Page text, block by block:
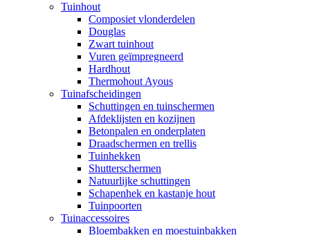
Tuinhout
Composiet vlonderdelen
Douglas
Zwart tuinhout
Vuren geïmpregneerd
Hardhout
Thermohout Ayous
Tuinafscheidingen
Schuttingen en tuinschermen
Afdeklijsten en kozijnen
Betonpalen en onderplaten
Draadschermen en trellis
Tuinhekken
Shutterschermen
Natuurlijke schuttingen
Schapenhek en kastanje hout
Tuinpoorten
Tuinaccessoires
Bloembakken en moestuinbakken